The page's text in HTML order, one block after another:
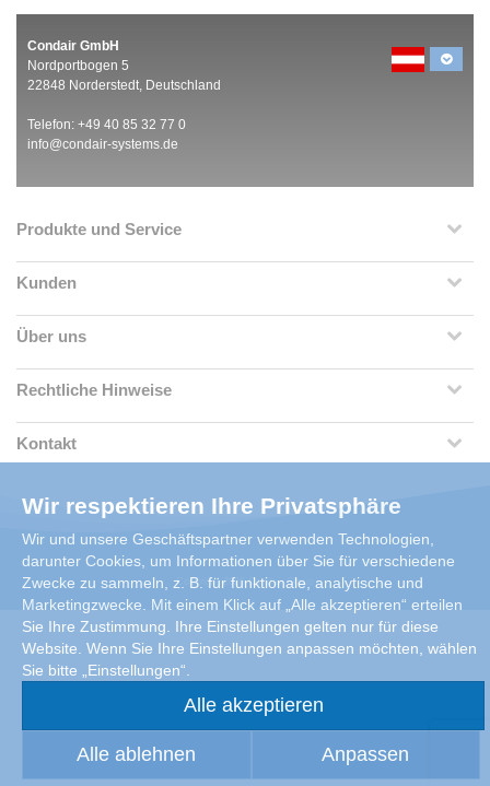
Condair GmbH
Nordportbogen 5
22848 Norderstedt, Deutschland
Telefon: +49 40 85 32 77 0
info@condair-systems.de
Produkte und Service
Kunden
Über uns
Rechtliche Hinweise
Kontakt
Copyright 2026 Condair Group
Wir respektieren Ihre Privatsphäre
Wir und unsere Geschäftspartner verwenden Technologien,
darunter Cookies, um Informationen über Sie für verschiedene
Zwecke zu sammeln, z. B. für funktionale, analytische und
Marketingzwecke. Mit einem Klick auf „Alle akzeptieren“ erteilen
Sie Ihre Zustimmung. Ihre Einstellungen gelten nur für diese
Website. Wenn Sie Ihre Einstellungen anpassen möchten, wählen
Sie bitte „Einstellungen“.
Alle akzeptieren
Alle ablehnen Anpassen